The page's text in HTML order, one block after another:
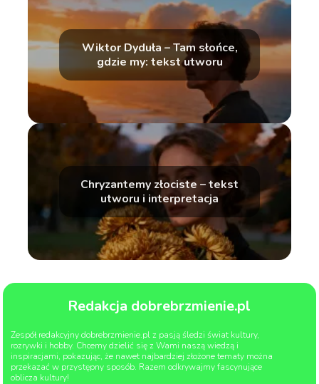
Wiktor Dyduła – Tam słońce,
gdzie my: tekst utworu
Chryzantemy złociste – tekst
utworu i interpretacja
Redakcja dobrebrzmienie.pl
Zespół redakcyjny dobrebrzmienie.pl z pasją śledzi świat kultury,
rozrywki i hobby. Chcemy dzielić się z Wami naszą wiedzą i
inspiracjami, pokazując, że nawet najbardziej złożone tematy można
przekazać w przystępny sposób. Razem odkrywajmy fascynujące
oblicza kultury!